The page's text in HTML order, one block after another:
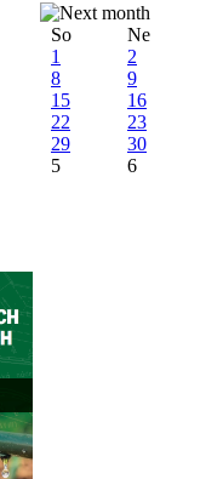
So
Ne
1
2
8
9
15
16
22
23
29
30
5 6